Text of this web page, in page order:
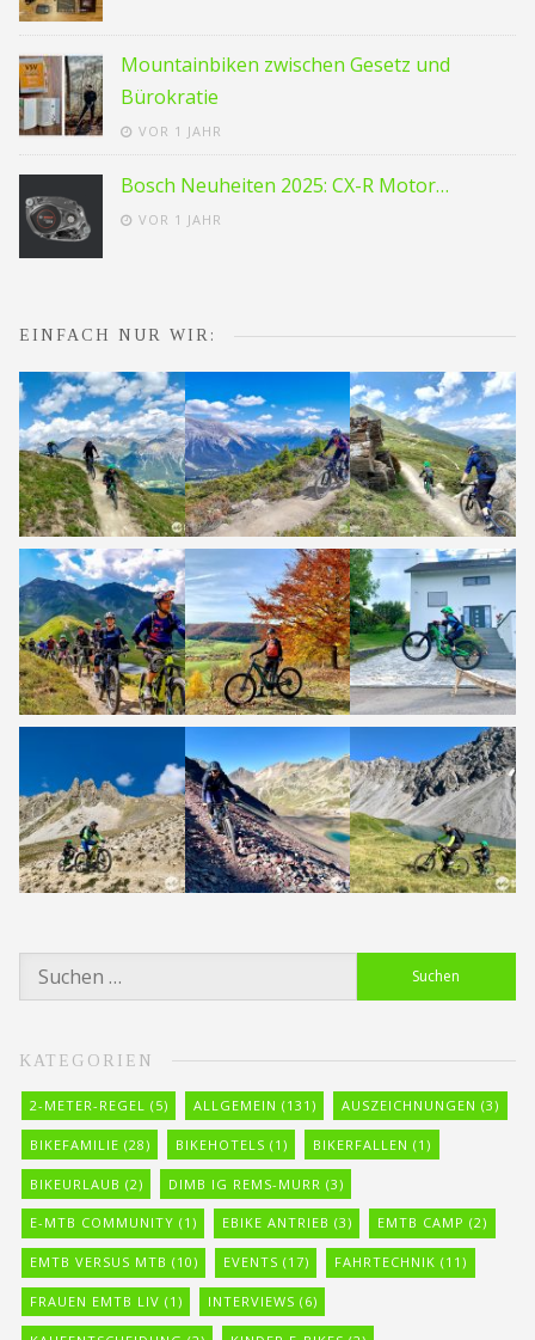
Mountainbiken zwischen Gesetz und
Bürokratie
VOR 1 JAHR
Bosch Neuheiten 2025: CX-R Motor…
VOR 1 JAHR
EINFACH NUR WIR:
Suchen
nach:
KATEGORIEN
2-METER-REGEL (5) ALLGEMEIN (131) AUSZEICHNUNGEN (3)
BIKEFAMILIE (28) BIKEHOTELS (1) BIKERFALLEN (1)
BIKEURLAUB (2) DIMB IG REMS-MURR (3)
E-MTB COMMUNITY (1) EBIKE ANTRIEB (3) EMTB CAMP (2)
EMTB VERSUS MTB (10) EVENTS (17) FAHRTECHNIK (11)
FRAUEN EMTB LIV (1) INTERVIEWS (6)